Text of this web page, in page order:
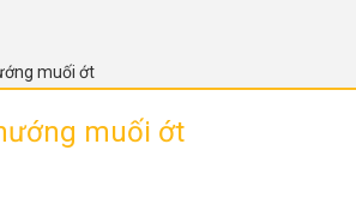
muối ớt
muối ớt